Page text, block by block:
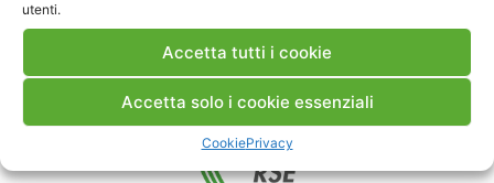
utenti.
Accetta tutti i cookie
Accetta solo i cookie essenziali
CookiePrivacy